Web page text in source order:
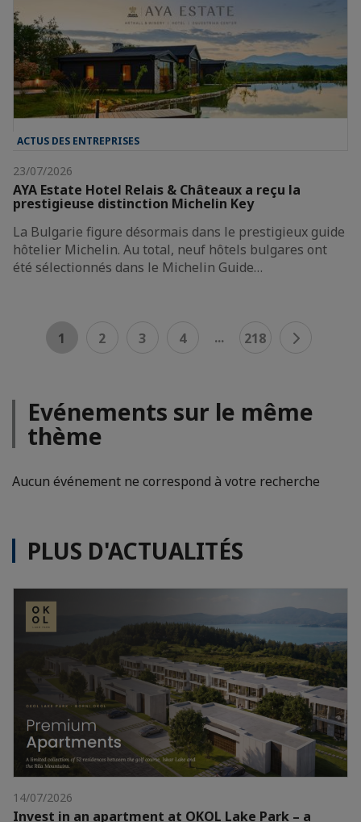
ACTUS DES ENTREPRISES
23/07/2026
AYA Estate Hotel Relais & Châteaux a reçu la
prestigieuse distinction Michelin Key
La Bulgarie figure désormais dans le prestigieux guide
hôtelier Michelin. Au total, neuf hôtels bulgares ont
été sélectionnés dans le Michelin Guide…
1 2 3 4 ... 218
Evénements sur le même
thème
Aucun événement ne correspond à votre recherche
PLUS D'ACTUALITÉS
14/07/2026
Invest in an apartment at OKOL Lake Park – a